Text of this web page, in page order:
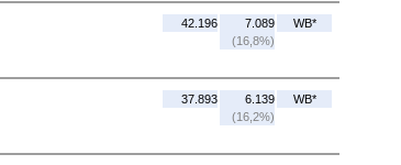
42.196
7.089
(16,8%)
WB*
37.893
6.139
(16,2%)
WB*